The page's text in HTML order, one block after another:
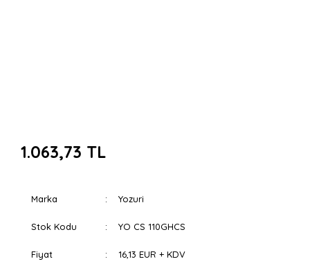
1.063,73 TL
Marka Yozuri
Stok Kodu YO CS 110GHCS
Fiyat 16,13 EUR + KDV